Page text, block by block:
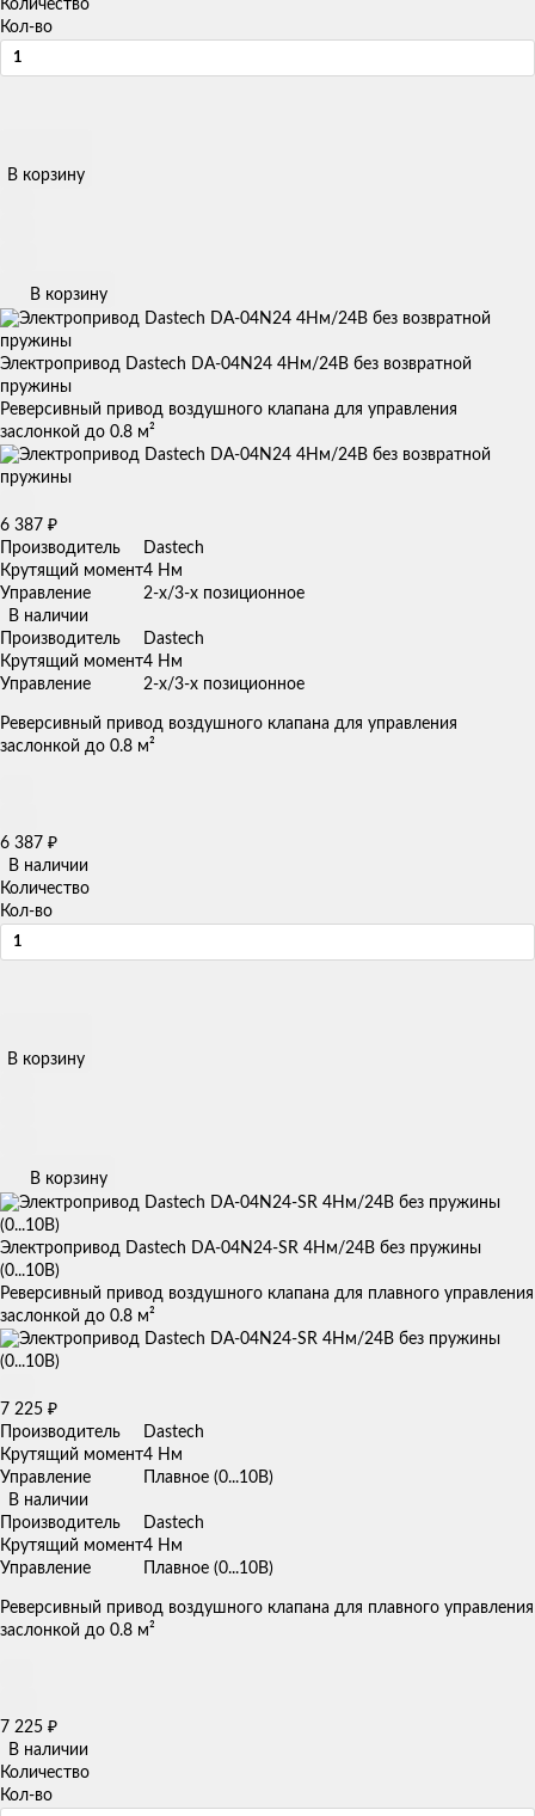
Количество
Кол-во
В корзину
В корзину
Электропривод Dastech DA-04N24 4Нм/24В без возвратной
пружины
Реверсивный привод воздушного клапана для управления
заслонкой до 0.8 м²
6 387 ₽
Производитель
Dastech
Крутящий момент4 Нм
Управление
2-х/3-х позиционное
В наличии
Производитель
Dastech
Крутящий момент4 Нм
Управление
2-х/3-х позиционное
Реверсивный привод воздушного клапана для управления
заслонкой до 0.8 м²
6 387 ₽
В наличии
Количество
Кол-во
В корзину
В корзину
Электропривод Dastech DA-04N24-SR 4Нм/24В без пружины
(0...10В)
Реверсивный привод воздушного клапана для плавного управления
заслонкой до 0.8 м²
7 225 ₽
Производитель
Dastech
Крутящий момент4 Нм
Управление
Плавное (0...10В)
В наличии
Производитель
Dastech
Крутящий момент4 Нм
Управление
Плавное (0...10В)
Реверсивный привод воздушного клапана для плавного управления
заслонкой до 0.8 м²
7 225 ₽
В наличии
Количество
Кол-во